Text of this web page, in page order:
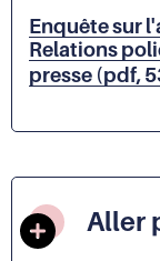
Enquête sur
Relations
presse (pdf,
Aller